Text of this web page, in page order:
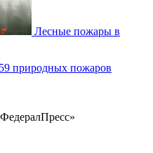
Лесные пожары в
природных пожаров